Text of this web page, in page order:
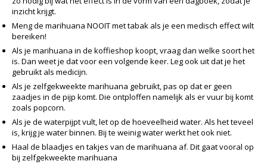
inzicht krijgt.
Meng de marihuana NOOIT met tabak als je een medisch effect wilt
bereiken!
Als je marihuana in de koffieshop koopt, vraag dan welke soort het
is. Dan weet je dat voor een volgende keer. Leg ook uit dat je het
gebruikt als medicijn.
Als je zelfgekweekte marihuana gebruikt, pas op dat er geen
zaadjes in de pijp komt. Die ontploffen namelijk als er vuur bij komt
zoals popcorn.
Als je de waterpijpt vult, let op de hoeveelheid water. Als het teveel
is, krijg je water binnen. Bij te weinig water werkt het ook niet.
Haal de blaadjes en takjes van de marihuana af. Dit gaat vooral op
bij zelfgekweekte marihuana